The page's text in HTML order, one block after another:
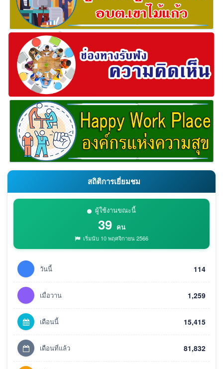
สถิติการเยี่ยมชม
ผู้ใช้งานขณะนี้
39 คน
เริ่มนับ 10 พฤศจิกายน 2566
วันนี้ 114
เมื่อวาน 1,259
เดือนนี้ 15,415
เดือนที่แล้ว 81,832